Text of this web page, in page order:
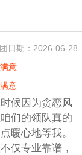
日期：2026-06-28
意
意
候因为贪恋风
们的领队真的
暖心地等我。
仅专业靠谱，